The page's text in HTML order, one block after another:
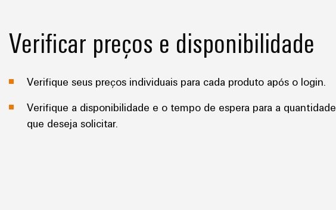
Verificar preços e disponibilidade
Verifique seus preços individuais para cada produto após o login.
Verifique a disponibilidade e o tempo de espera para a quantidade
que deseja solicitar.